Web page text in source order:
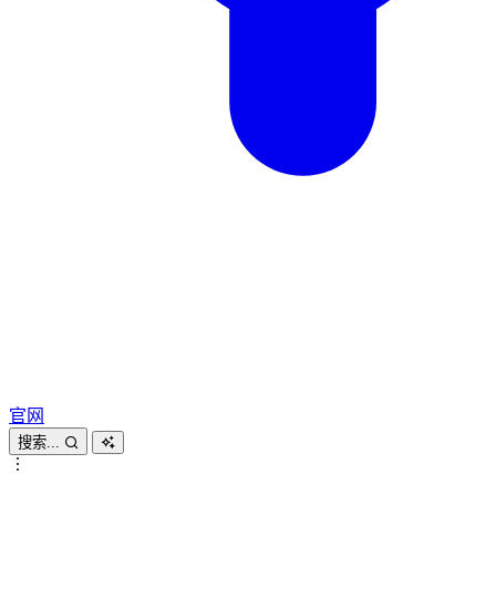
官网
搜索...